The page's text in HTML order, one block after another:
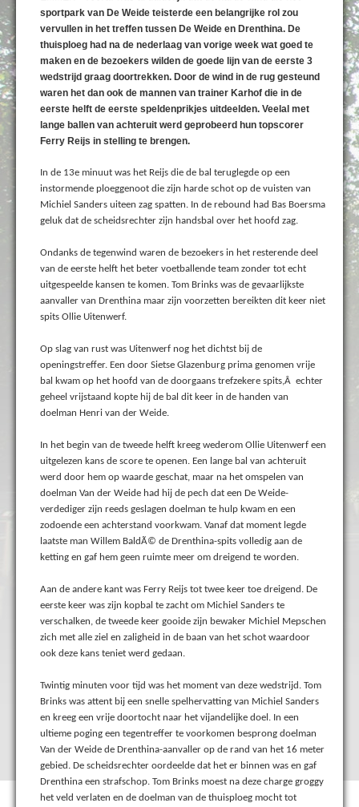
sportpark van De Weide teisterde een belangrijke rol zou
vervullen in het treffen tussen De Weide en Drenthina. De
thuisploeg had na de nederlaag van vorige week wat goed te
maken en de bezoekers wilden de goede lijn van de eerste 3
wedstrijd graag doortrekken. Door de wind in de rug gesteund
waren het dan ook de mannen van trainer Karhof die in de
eerste helft de eerste speldenprikjes uitdeelden. Veelal met
lange ballen van achteruit werd geprobeerd hun topscorer
Ferry Reijs in stelling te brengen.
In de 13e minuut was het Reijs die de bal teruglegde op een
instormende ploeggenoot die zijn harde schot op de vuisten van
Michiel Sanders uiteen zag spatten. In de rebound had Bas Boersma
geluk dat de scheidsrechter zijn handsbal over het hoofd zag.
Ondanks de tegenwind waren de bezoekers in het resterende deel
van de eerste helft het beter voetballende team zonder tot echt
uitgespeelde kansen te komen. Tom Brinks was de gevaarlijkste
aanvaller van Drenthina maar zijn voorzetten bereikten dit keer niet
spits Ollie Uitenwerf.
Op slag van rust was Uitenwerf nog het dichtst bij de
openingstreffer. Een door Sietse Glazenburg prima genomen vrije
bal kwam op het hoofd van de doorgaans trefzekere spits,Â echter
geheel vrijstaand kopte hij de bal dit keer in de handen van
doelman Henri van der Weide.
In het begin van de tweede helft kreeg wederom Ollie Uitenwerf een
uitgelezen kans de score te openen. Een lange bal van achteruit
werd door hem op waarde geschat, maar na het omspelen van
doelman Van der Weide had hij de pech dat een De Weide-
verdediger zijn reeds geslagen doelman te hulp kwam en een
zodoende een achterstand voorkwam. Vanaf dat moment legde
laatste man Willem BaldÃ© de Drenthina-spits volledig aan de
ketting en gaf hem geen ruimte meer om dreigend te worden.
Aan de andere kant was Ferry Reijs tot twee keer toe dreigend. De
eerste keer was zijn kopbal te zacht om Michiel Sanders te
verschalken, de tweede keer gooide zijn bewaker Michiel Mepschen
zich met alle ziel en zaligheid in de baan van het schot waardoor
ook deze kans teniet werd gedaan.
Twintig minuten voor tijd was het moment van deze wedstrijd. Tom
Brinks was attent bij een snelle spelhervatting van Michiel Sanders
en kreeg een vrije doortocht naar het vijandelijke doel. In een
ultieme poging een tegentreffer te voorkomen besprong doelman
Van der Weide de Drenthina-aanvaller op de rand van het 16 meter
gebied. De scheidsrechter oordeelde dat het er binnen was en gaf
Drenthina een strafschop. Tom Brinks moest na deze charge groggy
het veld verlaten en de doelman van de thuisploeg mocht tot